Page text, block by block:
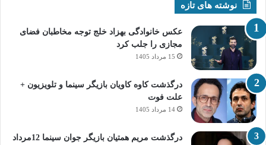
نوشته های تازه
عکس خانوادگی بهزاد خلج توجه مخاطبان فضای
مجازی را جلب کرد
15 مرداد 1405
درگذشت کاوه کاویان بازیگر سینما و تلویزیون +
علت فوت
14 مرداد 1405
درگذشت مریم همتیان بازیگر جوان سینما 12مرداد